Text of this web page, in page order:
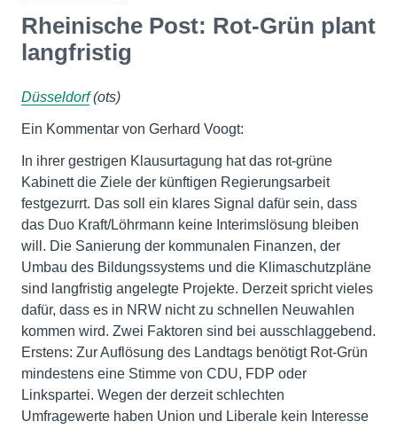
Rheinische Post: Rot-Grün plant
langfristig
Düsseldorf(ots)
Ein Kommentar von Gerhard Voogt:
In ihrer gestrigen Klausurtagung hat das rot-grüne
Kabinett die Ziele der künftigen Regierungsarbeit
festgezurrt. Das soll ein klares Signal dafür sein, dass
das Duo Kraft/Löhrmann keine Interimslösung bleiben
will. Die Sanierung der kommunalen Finanzen, der
Umbau des Bildungssystems und die Klimaschutzpläne
sind langfristig angelegte Projekte. Derzeit spricht vieles
dafür, dass es in NRW nicht zu schnellen Neuwahlen
kommen wird. Zwei Faktoren sind bei ausschlaggebend.
Erstens: Zur Auflösung des Landtags benötigt Rot-Grün
mindestens eine Stimme von CDU, FDP oder
Linkspartei. Wegen der derzeit schlechten
Umfragewerte haben Union und Liberale kein Interesse